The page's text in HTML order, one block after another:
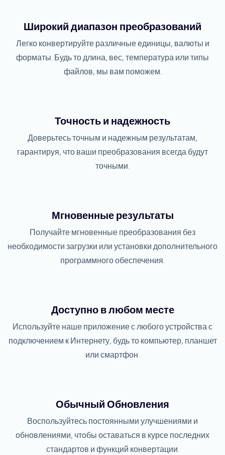
Широкий диапазон преобразований
Легко конвертируйте различные единицы, валюты и
форматы. Будь то длина, вес, температура или типы
файлов, мы вам поможем.
Точность и надежность
Доверьтесь точным и надежным результатам,
гарантируя, что ваши преобразования всегда будут
точными.
Мгновенные результаты
Получайте мгновенные преобразования без
необходимости загрузки или установки дополнительного
программного обеспечения.
Доступно в любом месте
Используйте наше приложение с любого устройства с
подключением к Интернету, будь то компьютер, планшет
или смартфон.
Обычный Обновления
Воспользуйтесь постоянными улучшениями и
обновлениями, чтобы оставаться в курсе последних
стандартов и функций конвертации.